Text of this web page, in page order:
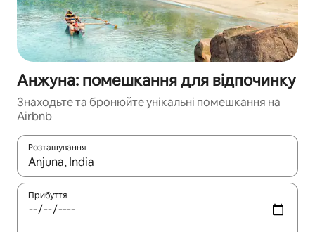
Анжуна: помешкання для відпочинку
Знаходьте та бронюйте унікальні помешкання на
Airbnb
Розташування
Отримавши результати пошуку, використовуйте для
Прибуття